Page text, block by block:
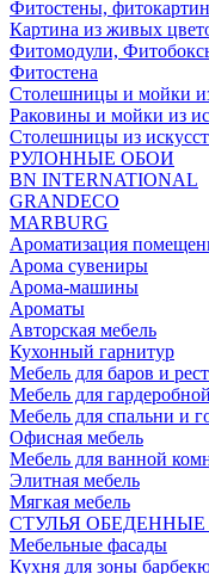
Фитостены,
Картина из живых
Фитомодули,
Фитостена
Столешницы и мойки
Раковины и мойки из
Столешницы из
РУЛОННЫЕ ОБОИ
BN INTERNATIONAL
GRANDECO
MARBURG
Ароматизация
Арома сувениры
Арома-машины
Ароматы
Авторская мебель
Кухонный гарнитур
Мебель для баров и
Мебель для
Мебель для спальни и
Офисная мебель
Мебель для ванной
Элитная мебель
Мягкая мебель
СТУЛЬЯ
Мебельные фасады
Кухня для зоны